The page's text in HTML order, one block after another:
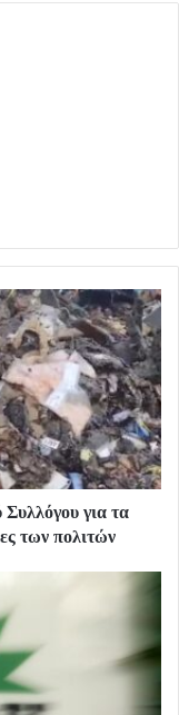
για τα
των πολιτών